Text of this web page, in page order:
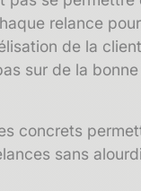
relance
de la
sur de la
concrets
sans